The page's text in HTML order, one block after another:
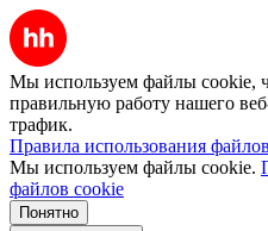
Мы используем файлы cookie,
правильную работу нашего
трафик.
Правила использования
Мы используем файлы cookie.
файлов cookie
Понятно